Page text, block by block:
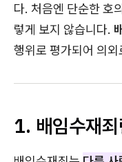
다. 처음엔 단순한 호
렇게 보지 않습니다.
행위로 평가되어 의
1. 배임수재